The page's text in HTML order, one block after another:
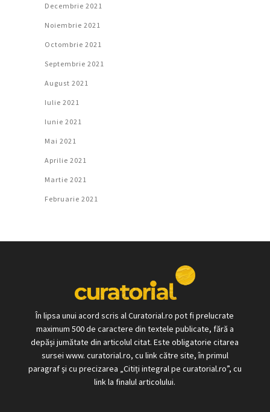
Decembrie 2021
Noiembrie 2021
Octombrie 2021
Septembrie 2021
August 2021
Iulie 2021
Iunie 2021
Mai 2021
Aprilie 2021
Martie 2021
Februarie 2021
În lipsa unui acord scris al Curatorial.ro pot fi prelucrate
maximum 500 de caractere din textele publicate, fără a
depăși jumătate din articolul citat. Este obligatorie citarea
sursei www. curatorial.ro, cu link către site, în primul
paragraf și cu precizarea „Citiți integral pe curatorial.ro”, cu
link la finalul articolului.